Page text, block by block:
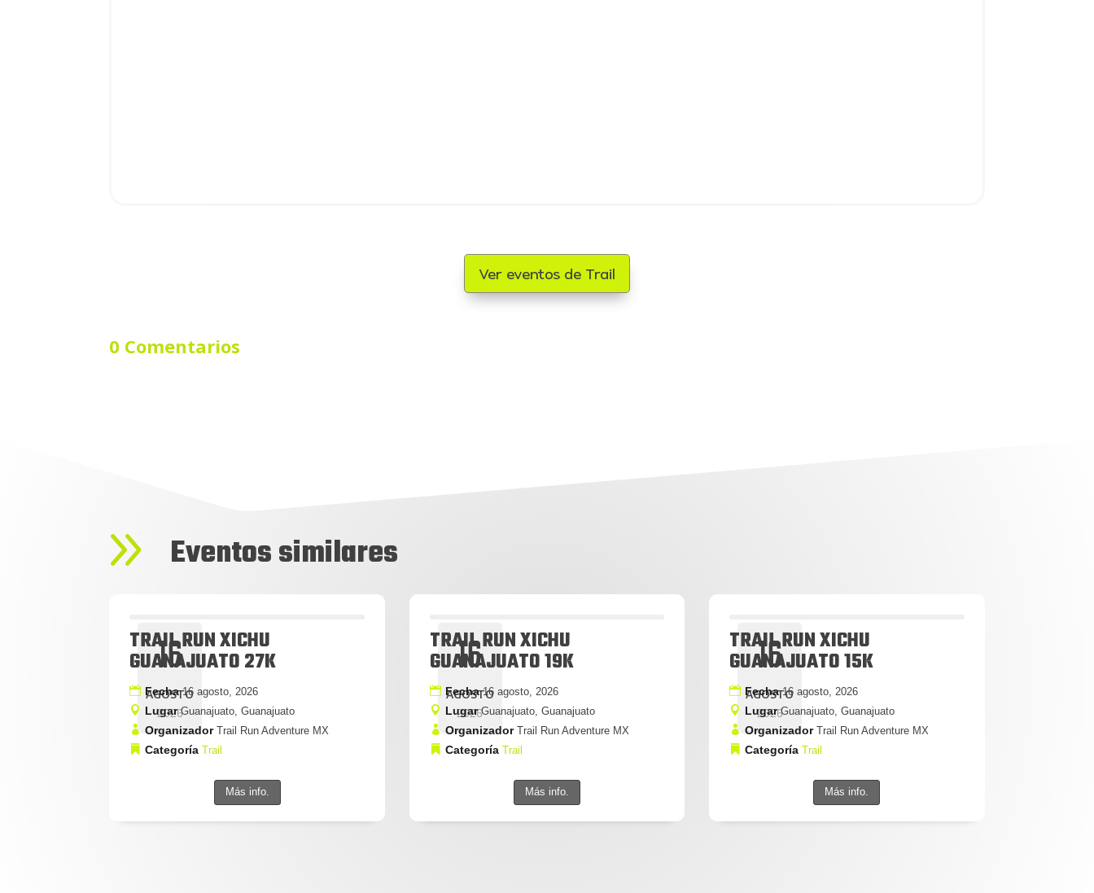
Ver eventos de Trail
0 Comentarios
9 Eventos similares
16
AGOSTO
2026
TRAIL RUN XICHU
GUANAJUATO 27K
Fecha16 agosto, 2026
LugarGuanajuato, Guanajuato
OrganizadorTrail Run Adventure MX
CategoríaTrail
Más info.
16
AGOSTO
2026
TRAIL RUN XICHU
GUANAJUATO 19K
Fecha16 agosto, 2026
LugarGuanajuato, Guanajuato
Organizador Trail Run Adventure MX
Categoría Trail
Más info.
16
AGOSTO
2026
TRAIL RUN XICHU
GUANAJUATO 15K
Fecha16 agosto, 2026
LugarGuanajuato, Guanajuato
OrganizadorTrail Run Adventure MX
CategoríaTrail
Más info.